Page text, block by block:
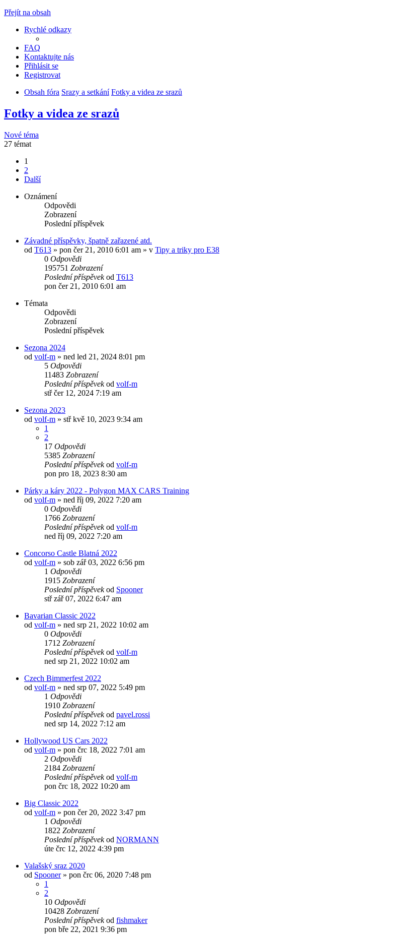
Přejít na obsah
Rychlé odkazy
FAQ
Kontaktujte nás
Přihlásit se
Registrovat
Obsah fóra Srazy a setkání Fotky a videa ze srazů
Fotky a videa ze srazů
Nové téma
27 témat
1
2
Další
Oznámení
Odpovědi
Zobrazení
Poslední příspěvek
Závadné příspěvky, špatně zařazené atd.
od T613 » pon čer 21, 2010 6:01 am » v Tipy a triky pro E38
0 Odpovědi
195751 Zobrazení
Poslední příspěvekod T613
pon čer 21, 2010 6:01 am
Témata
Odpovědi
Zobrazení
Poslední příspěvek
Sezona 2024
od volf-m » ned led 21, 2024 8:01 pm
5 Odpovědi
11483 Zobrazení
Poslední příspěvekod volf-m
stř čer 12, 2024 7:19 am
Sezona 2023
od volf-m » stř kvě 10, 2023 9:34 am
1
2
17 Odpovědi
5385 Zobrazení
Poslední příspěvekod volf-m
pon pro 18, 2023 8:30 am
Párky a káry 2022 - Polygon MAX CARS Training
od volf-m » ned říj 09, 2022 7:20 am
0 Odpovědi
1766 Zobrazení
Poslední příspěvekod volf-m
ned říj 09, 2022 7:20 am
Concorso Castle Blatná 2022
od volf-m » sob zář 03, 2022 6:56 pm
1 Odpovědi
1915 Zobrazení
Poslední příspěvekod Spooner
stř zář 07, 2022 6:47 am
Bavarian Classic 2022
od volf-m » ned srp 21, 2022 10:02 am
0 Odpovědi
1712 Zobrazení
Poslední příspěvekod volf-m
ned srp 21, 2022 10:02 am
Czech Bimmerfest 2022
od volf-m » ned srp 07, 2022 5:49 pm
1 Odpovědi
1910 Zobrazení
Poslední příspěvekod pavel.rossi
ned srp 14, 2022 7:12 am
Hollywood US Cars 2022
od volf-m » pon črc 18, 2022 7:01 am
2 Odpovědi
2184 Zobrazení
Poslední příspěvekod volf-m
pon črc 18, 2022 10:20 am
Big Classic 2022
od volf-m » pon čer 20, 2022 3:47 pm
1 Odpovědi
1822 Zobrazení
Poslední příspěvekod NORMANN
úte črc 12, 2022 4:39 pm
Valašský sraz 2020
od Spooner» pon črc 06, 2020 7:48 pm
1
2
10 Odpovědi
10428 Zobrazení
Poslední příspěvekod fishmaker
pon bře 22, 2021 9:36 pm